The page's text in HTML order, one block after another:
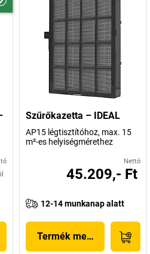
Szűrőkazetta – IDEAL
AP15 légtisztítóhoz, max. 15
m²-es helyiségmérethez
Nettó
45.209,- Ft
12-14 munkanap alatt
Termék megjelenítése